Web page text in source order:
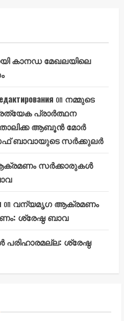
കാനഡ മേഖലയിലെ
on നമ്മുടെ
പ്രാർത്ഥന
ആബൂൻ മോർ
ബാവായുടെ സർക്കുലർ
സർക്കാരുകൾ
on വന്യമൃഗ ആക്രമണം
ശ്രേഷ്ഠ ബാവ
ശ്രേഷ്ഠ